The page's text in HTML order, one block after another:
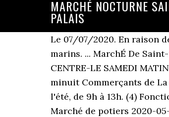
MARCHÉ NOCTURNE
PALAIS
Le 07/07/2020. En raison
marins. ... MarchÉ De
CENTRE-LE SAMEDI
minuit Commerçants de La
l'été, de 9h à 13h. (4)
Marché de potiers 2020-